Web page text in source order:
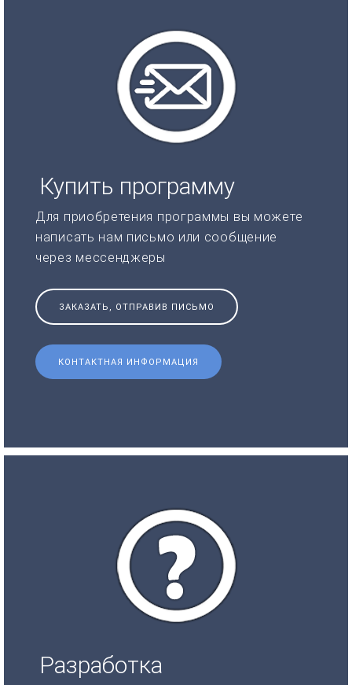
Купить программу
Для приобретения программы вы можете
написать нам письмо или сообщение
через мессенджеры
ЗАКАЗАТЬ, ОТПРАВИВ ПИСЬМО
КОНТАКТНАЯ ИНФОРМАЦИЯ
Разработка